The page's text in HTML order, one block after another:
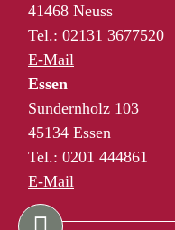
41468 Neuss
Tel.: 02131 3677520
E-Mail
Essen
Sundernholz 103
45134 Essen
Tel.: 0201 444861
E-Mail